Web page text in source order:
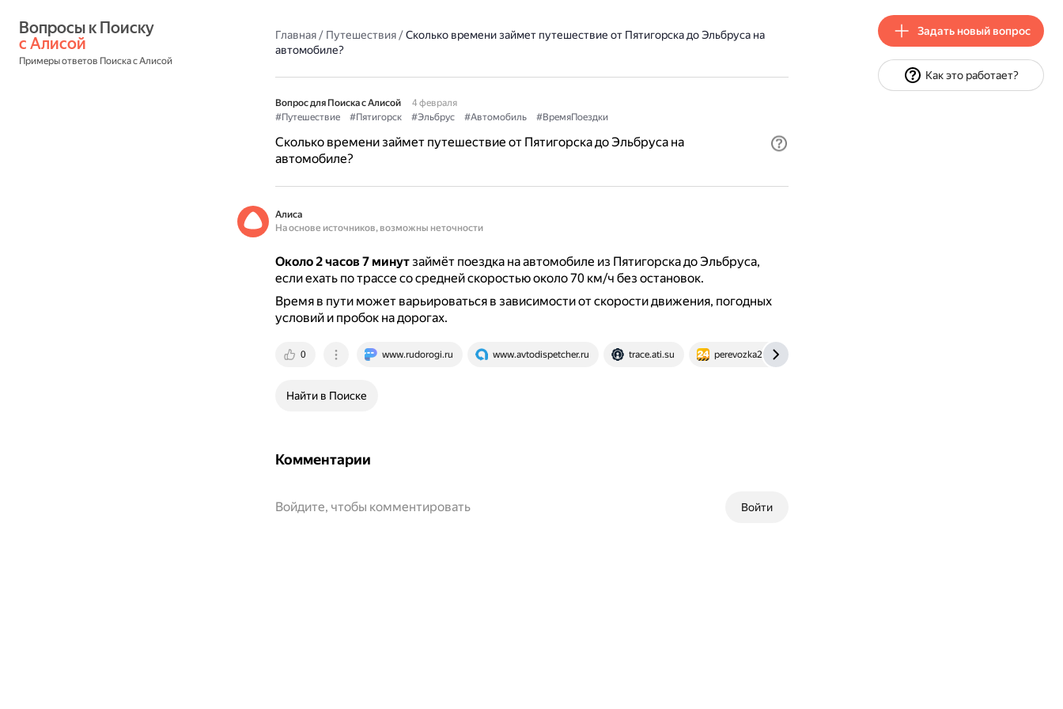
с Алисой
Примеры ответов Поиска с Алисой
Главная/ Путешествия/Сколько времени займет путешествие от Пятигорска до Эльбруса на
автомобиле?
Вопрос для Поиска с Алисой
4 февраля
#Путешествие
#Пятигорск #Эльбрус #Автомобиль #ВремяПоездки
Сколько времени займет путешествие от Пятигорска до Эльбруса на
автомобиле?
Алиса
На основе источников, возможны неточности
Около 2 часов 7 минутзаймёт поездка на автомобиле из Пятигорска до Эльбруса,
если ехать по трассе со средней скоростью около 70 км/ч без остановок.
Время в пути может варьироваться в зависимости от скорости движения, погодных
условий и пробок на дорогах.
0 www.rudorogi.ru www.avtodispetcher.ru trace.ati.su perevozka24.ru
Найти в Поиске
Комментарии
Войти
Войдите, чтобы комментировать
Задать новый вопрос
Как это работает?